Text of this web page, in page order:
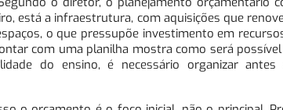
está a infraestrutura, com aquisições que
o que pressupõe investimento em
com uma planilha mostra como será possível
do ensino, é necessário organizar antes